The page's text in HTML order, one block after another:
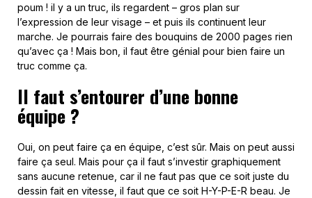
poum ! il y a un truc, ils regardent – gros plan sur
l’expression de leur visage – et puis ils continuent leur
marche. Je pourrais faire des bouquins de 2000 pages rien
qu’avec ça ! Mais bon, il faut être génial pour bien faire un
truc comme ça.
Il faut s’entourer d’une bonne
équipe ?
Oui, on peut faire ça en équipe, c’est sûr. Mais on peut aussi
faire ça seul. Mais pour ça il faut s’investir graphiquement
sans aucune retenue, car il ne faut pas que ce soit juste du
dessin fait en vitesse, il faut que ce soit H-Y-P-E-R beau. Je